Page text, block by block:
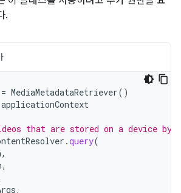
.
= MediaMetadataRetriever()
applicationContext
that are stored on a device by
.query(
,
,
,